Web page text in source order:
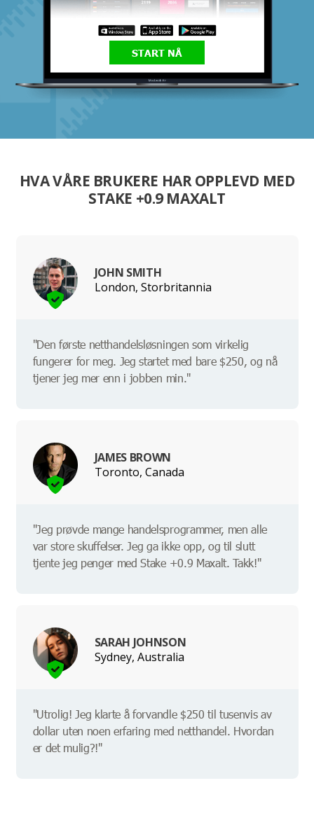
START NÅ
HVA VÅRE BRUKERE HAR OPPLEVD MED
STAKE +0.9 MAXALT
JOHN SMITH
London, Storbritannia
"Den første netthandelsløsningen som virkelig
fungerer for meg. Jeg startet med bare $250, og nå
tjener jeg mer enn i jobben min."
JAMES BROWN
Toronto, Canada
"Jeg prøvde mange handelsprogrammer, men alle
var store skuffelser. Jeg ga ikke opp, og til slutt
tjente jeg penger med Stake +0.9 Maxalt. Takk!"
SARAH JOHNSON
Sydney, Australia
"Utrolig! Jeg klarte å forvandle $250 til tusenvis av
dollar uten noen erfaring med netthandel. Hvordan
er det mulig?!"